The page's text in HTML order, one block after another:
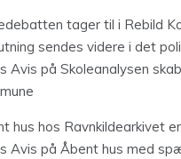
tager til i Rebild
sendes videre i det
Avis på Skoleanalysen
hus hos Ravnkildearkivet
Avis på Åbent hus med